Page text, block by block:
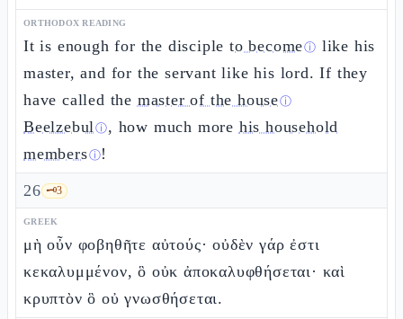
ORTHODOX READING
It is enough for the discipleto becomeⓘ like his
master, and for the servant like his lord. If they
have called the master of the houseⓘ
Beelzebulⓘ, how much more his household
membersⓘ!
26 🗝️3
GREEK
μὴ οὖν φοβηθῆτε αὐτούς· οὐδὲν γάρ ἐστι
κεκαλυμμένον, ὃ οὐκ ἀποκαλυφθήσεται· καὶ
κρυπτὸν ὃ οὐ γνωσθήσεται.